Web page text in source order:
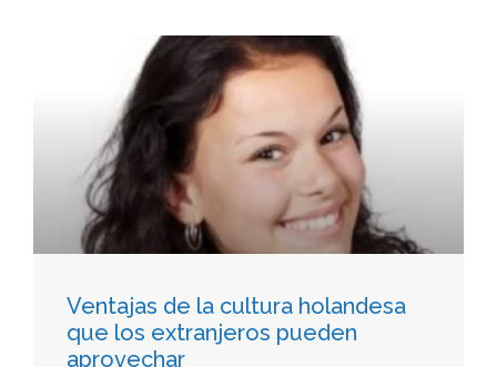
Ventajas de la cultura holandesa
que los extranjeros pueden
aprovechar